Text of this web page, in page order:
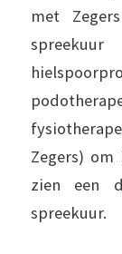
met
Zegers)
zien een
spreekuur.